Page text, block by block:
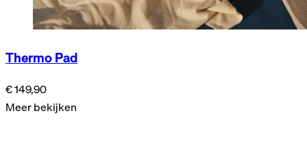
Thermo Pad
€ 149,90
Meer bekijken